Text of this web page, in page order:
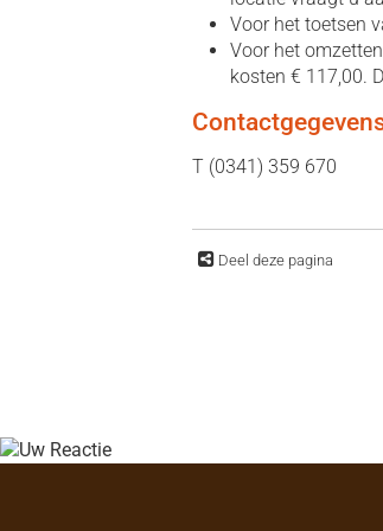
Voor het toetsen
Voor het
kosten € 117,00.
T (0341) 359 670
Deel deze pagina